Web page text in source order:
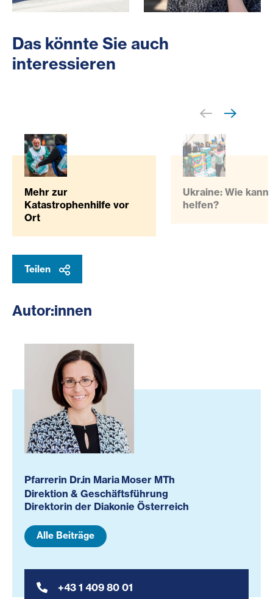
Das könnte Sie auch
interessieren
Mehr zur
Katastrophenhilfe vor
Ort
Ukraine: Wie kann
helfen?
Teilen
Autor:innen
Pfarrerin Dr.in Maria Moser MTh
Direktion & Geschäftsführung
Direktorin der Diakonie Österreich
Alle Beiträge
+43 1 409 80 01